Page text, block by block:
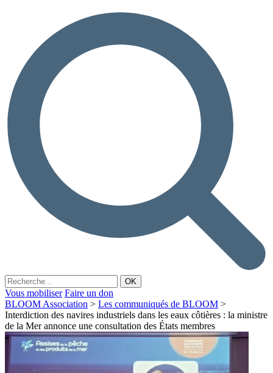
Vous mobiliser Faire un don
BLOOM Association > Les communiqués de BLOOM >
Interdiction des navires industriels dans les eaux côtières : la ministre
de la Mer annonce une consultation des États membres